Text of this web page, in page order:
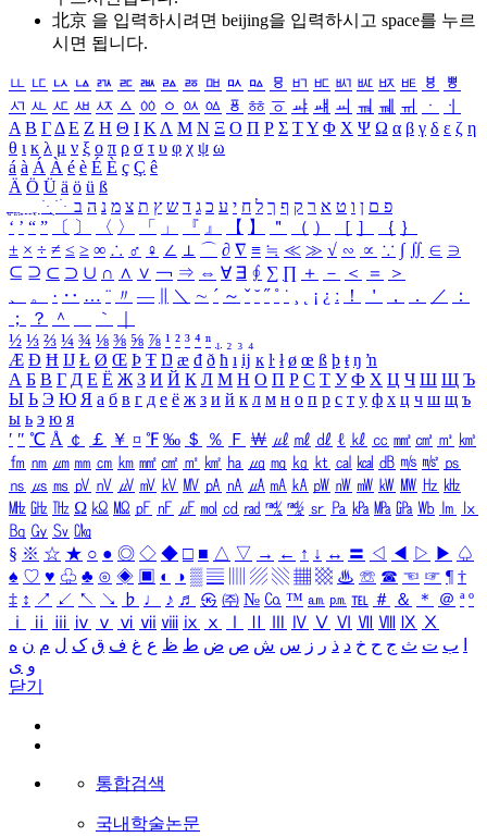
北京 을 입력하시려면 beijing을 입력하시고 space를 누르
시면 됩니다.
ㅥ ㅦ ㅧ ㅨ ㅩ ㅪ ㅫ ㅬ ㅭ ㅮ ㅯ ㅰ ㅱ ㅲ ㅳ ㅴ ㅵ ㅶ ㅷ ㅸ
ㅹ
ㅺ ㅻ ㅼ ㅽ ㅾ ㅿ ㆀ ㆁ ㆂ ㆃ ㆄ ㆅ ㆆ ㆇ ㆈ ㆉ ㆊ ㆋ ㆌ ㆍ
ㆎ
Α Β ΓΔ Ε Ζ Η Θ Ι ΚΛ Μ Ν Ξ Ο Π Ρ Σ ΤΥ Φ Χ Ψ Ω α β γ δ ε ζ η
θ ι κ λ μ ν ξ ο π ρ σ τ υ φ χ ψ ω
á à Á À é è É È ç Ç ê
Ä Ö Ü ä ö ü ß
ִֶֹ ֻּ ׁׂ פ ם ן ו ט א ר ק ף ך ל ח י ע כ ג ד ש ץ ת צ מ נ ה ב
‘ ’ “ ” 〔 〕 〈 〉 「 」 『 』 【 】 ＂ （ ） ［ ］ ｛ ｝
± × ÷ ≠ ≤ ≥ ∞ ∴ ♂ ♀ ∠ ⊥ ⌒ ∂ ∇ ≡ ≒ ≪ ≫ √ ∽ ∝ ∵ ∫ ∬ ∈ ∋
⊆ ⊇ ⊂ ⊃ ∪ ∩ ∧ ∨ ￢ ⇒ ⇔ ∀ ∃ ∮ ∑ ∏ ＋ － ＜ ＝
＞
、
。 · ‥ … ¨ 〃 ― ＼ ∼ ´ ～ ˇ ˘ ˝ ˚ ˙ ¸ ¡ ¿ ː ！ ＇ ， ． ／
：
；
？ ＾ ｀
½ ⅓ ⅔ ¼ ¾ ⅛ ⅜ ⅝ ⅞ ¹ ² ³ ⁴ ⁿ ₁ ₂ ₃ ₄
Æ Ð Ħ Ĳ Ł Ø Œ Þ Ŧ Ŋ æ đ ð ħ ı ĳ ĸ ŀ ł ø œ ß þ ŧ ŋ ŉ
А Б В Г Д Е Ё Ж З И Й К Л М Н О П Р С Т У Ф Х Ц Ч Ш Щ Ъ
Ы Ь Э Ю Я а б в г д е ё ж з и й к л м н о п р с т у ф х ц ч ш щ ъ
ы ь э ю я
′ ″ ℃ Å ￠ ￡ ￥ ¤ ℉ ‰ ＄ ％ Ｆ ￦ ㎕ ㎖ ㎗ ℓ ㎘ ㏄ ㎣ ㎤ ㎥ ㎦
㎙ ㎚ ㎛ ㎜ ㎝ ㎞ ㎟ ㎠ ㎡ ㎢ ㏊ ㎍ ㎎ ㎏ ㏏ ㎈ ㎉ ㏈ ㎧ ㎨ ㎰
㎱ ㎲ ㎳ ㎴ ㎵ ㎶ ㎷ ㎸ ㎹ ㎀ ㎁ ㎂ ㎃ ㎄ ㎺ ㎻ ㎽ ㎾ ㎿ ㎐ ㎑
㎒ ㎓ ㎔ Ω ㏀ ㏁ ㎊ ㎋ ㎌ ㏖ ㏅ ㎭ ㎮ ㎯ ㏛ ㎩ ㎪ ㎫ ㎬ ㏝ ㏐
㏓
㏃ ㏉ ㏜ ㏆
§ ※ ☆ ★ ○ ● ◎ ◇ ◆ □ ■ △ ▽ → ← ↑ ↓ ↔ 〓 ◁ ◀ ▷ ▶ ♤
♠ ♡ ♥ ♧ ♣ ⊙ ◈ ▣ ◐ ◑ ▒ ▤ ▨ ▧ ▦ ▩ ♨ ☏ ☎ ☜ ☞ ¶ †
‡ ↕ ↗ ↙ ↖ ↘ ♭ ♩ ♪ ♬ ㉿ ㈜ № ㏇ ™ ㏂ ㏘ ℡ ＃ ＆ ＊ ＠ ª º
ⅰ
ⅱ ⅲ ⅳ ⅴ ⅵ ⅶ ⅷ ⅸ ⅹ Ⅳ Ⅴ Ⅵ Ⅶ Ⅷ Ⅸ Ⅹ
ب ت ث ج ح خ د ذ ر ز س ش ص ض ط ظ ع غ ف ق ک ل م ن ه
و ی
닫기
통합검색
국내학술논문